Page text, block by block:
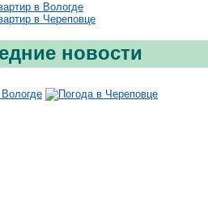
в Вологде
в Череповце
новости